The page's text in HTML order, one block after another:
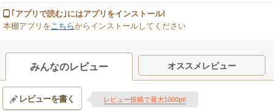
｢アプリで読む｣にはアプリをインストール!
本棚アプリをこちらからインストールしてください
みんなのレビュー オススメレビュー
レビューを書く レビュー投稿で最大1000pt!